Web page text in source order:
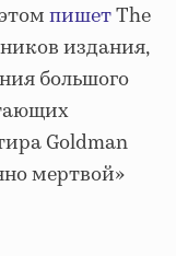
пишетThe
издания,
большого
Goldman
мертвой»